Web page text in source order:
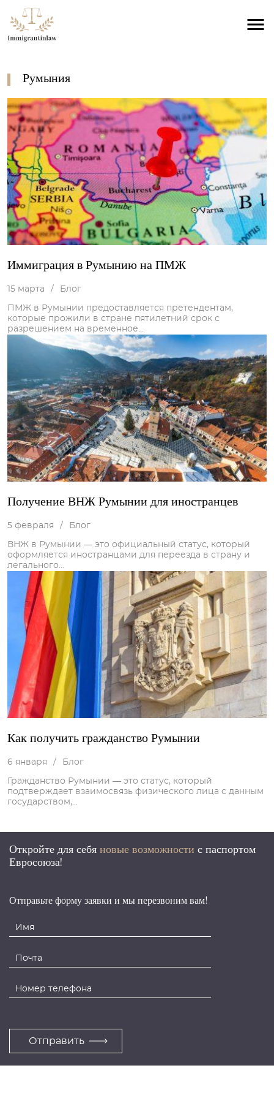
Румыния
Иммиграция в Румынию на ПМЖ
15 марта / Блог
ПМЖ в Румынии предоставляется претендентам,
которые прожили в стране пятилетний срок с
разрешением на временное...
Получение ВНЖ Румынии для иностранцев
5 февраля / Блог
ВНЖ в Румынии — это официальный статус, который
оформляется иностранцами для переезда в страну и
легального...
Как получить гражданство Румынии
6 января / Блог
Гражданство Румынии — это статус, который
подтверждает взаимосвязь физического лица с данным
государством,...
Откройте для себя новые возможности с паспортом
Евросоюза!
Отправьте форму заявки и мы перезвоним вам!